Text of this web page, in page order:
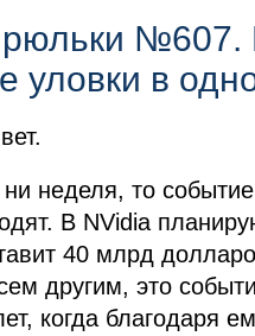
№607.
уловки в
ни неделя, то
В NVidia
40 млрд
другим, это
когда благодаря